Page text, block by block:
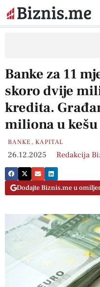
Banke za 11
skoro dvije
kredita.
miliona u kešu
BANKE ,KAPITAL
26.12.2025 Redakcija
Dodajte Biznis.me u